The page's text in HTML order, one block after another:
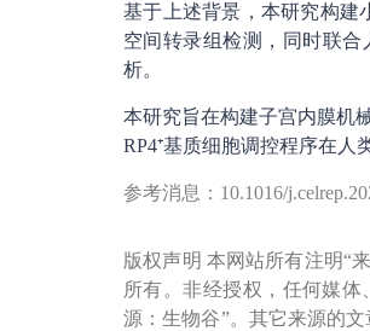
基于上述背景，本研究构建
空间转录组检测，同时联
析。
本研究旨在构建子宫内膜机
RP4⁺基质细胞调控程序在人
参考消息：10.1016/
版权声明 本网站所有注明“
所有。非经授权，任何媒
源：生物谷”。其它来源的